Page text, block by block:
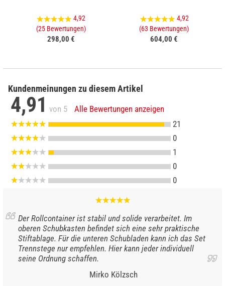
4,92
(25 Bewertungen)
298,00 €
4,92
(63 Bewertungen)
604,00 €
Kundenmeinungen zu diesem Artikel
4,91 von 5
Alle Bewertungen anzeigen
21
0
1
0
0
Der Rollcontainer ist stabil und solide verarbeitet. Im
oberen Schubkasten befindet sich eine sehr praktische
Stiftablage. Für die unteren Schubladen kann ich das Set
Trennstege nur empfehlen. Hier kann jeder individuell
seine Ordnung schaffen.
Mirko Kölzsch